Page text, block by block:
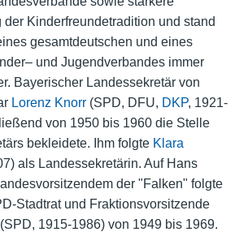
der Kinderfreundetradition und stand
gesamtdeutschen und eines
und Jugendverbandes immer
Bayerischer Landessekretär von
Lorenz Knorr(SPD, DFU, DKP, 1921-
von 1950 bis 1960 die Stelle
bekleidete. Ihm folgte Klara
als Landessekretärin. Auf Hans
der "Falken" folgte
Stadtrat und Fraktionsvorsitzende
1915-1986) von 1949 bis 1969.